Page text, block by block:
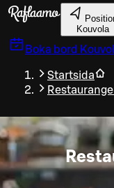
Gå till huvudinnehållet
Kouvola
Boka bord
Startsida